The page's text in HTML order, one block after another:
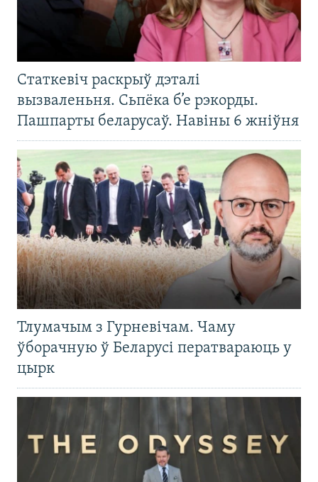
Статкевіч раскрыў дэталі
вызваленьня. Сьпёка б’е рэкорды.
Пашпарты беларусаў. Навіны 6 жніўня
Тлумачым з Гурневічам. Чаму
ўборачную ў Беларусі ператвараюць у
цырк